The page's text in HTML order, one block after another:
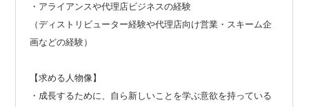
・アライアンスや代理店ビジネスの経験
（ディストリビューター経験や代理店向け営業・スキーム企
画などの経験）
【求める人物像】
・成長するために、自ら新しいことを学ぶ意欲を持っている